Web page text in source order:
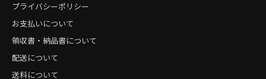
プライバシーポリシー
お支払いについて
領収書・納品書について
配送について
送料について